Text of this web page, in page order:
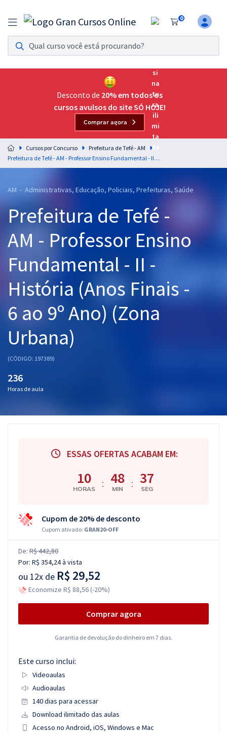
0
Assinatura Ilimitada 11
Acesso a todos os cursos. Teste grátis por 7 dias!
Assinatura OAB Até Passar
Acesso ilimitado a toda preparação para o Exame da
Residências Multiprofissionais
Preparação completa e intensiva para as principais
residências em saúde do Brasil
Cursos 20% OFF
Pós
Graduação
OAB
Questões grátis
Aprovados
Desconto de 20% em todos os
cursos avulsos do site SÓ HOJE!
Comprar agora
Cursos por Concurso
Prefeitura de Tefé - AM
Prefeitura de Tefé - AM - Professor Ensino Fundamental - II - História (Anos Finais - 6 ao 9º Ano) (Zona Urbana)
AM - Administrativas, Educação, Policiais, Prefeituras, Saúde
Prefeitura de Tefé -
AM - Professor Ensino
Fundamental - II -
História (Anos Finais -
6 ao 9º Ano) (Zona
Urbana)
(CÓDIGO: 197389)
236
Horas de aula
ESSAS OFERTAS ACABAM EM:
10
HORAS : 48
MIN : 37
SEG
Cupom de 20% de desconto
Cupom ativado: GRAN20-OFF
De: R$ 442,80
Por: R$ 354,24à vista
ou 12x de R$ 29,52
Economize R$ 88,56 (-20%)
Comprar agora
Garantia de devolução do dinheiro em 7 dias.
Este curso inclui:
Videoaulas
Audioaulas
140 dias para acessar
Download ilimitado das aulas
Acesso no Android, iOS, Windows e Mac